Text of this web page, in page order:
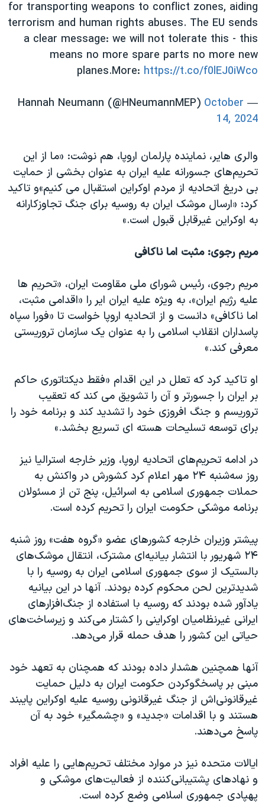
for transporting weapons to conflict zones, aiding
terrorism and human rights abuses. The EU sends
a clear message: we will not tolerate this - this
means no more spare parts no more new
planes.More: https://t.co/f0lEJ0iWco
— Hannah Neumann (@HNeumannMEP)
October
14, 2024
والری هایر، نماینده پارلمان اروپا، هم نوشت: «ما از این
تحریم‌های جسورانه علیه ایران به عنوان بخشی از حمایت
بی دریغ اتحادیه از مردم اوکراین استقبال می کنیم»‌و تاکید
کرد: «ارسال موشک ایران به روسیه برای جنگ تجاوزکارانه
به اوکراین غیرقابل قبول است.»
مریم رجوی: مثبت اما ناکافی
مریم رجوی، رئيس شورای ملی مقاومت ایران، «تحریم ها
علیه رژیم ایران»، به ویژه علیه ایران ایر را «اقدامی مثبت،
اما ناکافی»‌ دانست و از اتحادیه اروپا خواست تا «فورا سپاه
پاسداران انقلاب اسلامی را به عنوان یک سازمان تروریستی
معرفی کند.»
او تاکید کرد که تعلل در این اقدام «فقط دیکتاتوری حاکم
بر ایران را جسورتر و آن را تشویق می کند که تعقیب
تروریسم و جنگ افروزی خود را تشدید کند و برنامه خود را
برای توسعه تسلیحات هسته ای تسریع بخشد.»
در ادامه تحریم‌های اتحادیه اروپا، وزیر خارجه استرالیا نیز
روز سه‌شنبه ۲۴ مهر اعلام کرد کشورش در واکنش به
حملات جمهوری اسلامی به اسرائیل، پنج تن از مسئولان
برنامه موشکی حکومت ایران را تحریم کرده است.
پیشتر وزیران خارجه کشورهای عضو «گروه هفت» روز شنبه
۲۴ شهریور با انتشار بیانیه‌ای مشترک، انتقال موشک‌های
بالستیک از سوی جمهوری اسلامی ایران به روسیه را با
شدیدترین لحن محکوم کرده بودند. آنها در این بیانیه
یادآور شده بودند که روسیه با استفاده از جنگ‌افزارهای
ایرانی غیرنظامیان اوکراینی را کشتار می‌کند و زیرساخت‌های
حیاتی این کشور را هدف حمله قرار می‌دهد.
آنها همچنین هشدار داده بودند که همچنان به تعهد خود
مبنی بر پاسخگوکردن حکومت ایران به دلیل حمایت
غیرقانونی‌اش از جنگ غیرقانونی روسیه علیه اوکراین پایبند
هستند و با اقدامات «جدید» و «چشمگیر» خود به آن
پاسخ می‌دهند.
ایالات متحده نیز در موارد مختلف تحریم‌هایی را علیه افراد
و نهادهای پشتیبانی‌کننده از فعالیت‌های موشکی و
پهپادی جمهوری اسلامی وضع کرده است.